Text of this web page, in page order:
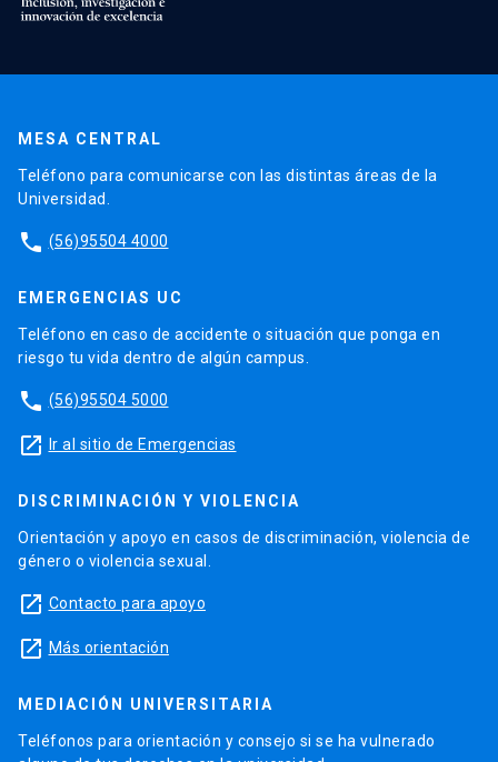
MESA CENTRAL
Teléfono para comunicarse con las distintas áreas de la
Universidad.
phone (56)95504 4000
EMERGENCIAS UC
Teléfono en caso de accidente o situación que ponga en
riesgo tu vida dentro de algún campus.
phone (56)95504 5000
launch Ir al sitio de Emergencias
DISCRIMINACIÓN Y VIOLENCIA
Orientación y apoyo en casos de discriminación, violencia de
género o violencia sexual.
launch Contacto para apoyo
launch Más orientación
MEDIACIÓN UNIVERSITARIA
Teléfonos para orientación y consejo si se ha vulnerado